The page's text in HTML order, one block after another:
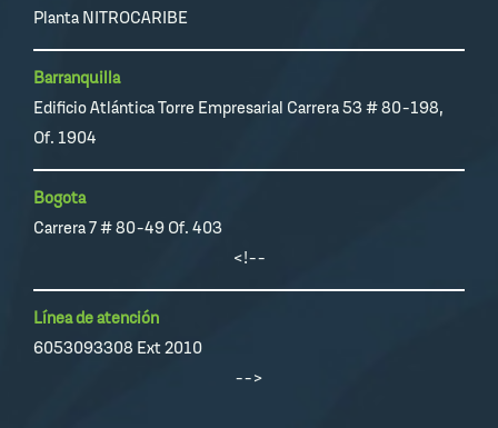
Planta NITROCARIBE
Barranquilla
Edificio Atlántica Torre Empresarial Carrera 53 # 80-198,
Of. 1904
Bogota
Carrera 7 # 80-49 Of. 403
<!--
Línea de atención
6053093308 Ext 2010
-->